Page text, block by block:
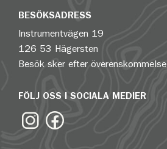
BESÖKSADRESS
Instrumentvägen 19
126 53 Hägersten
Besök sker efter överenskommelse
FÖLJ OSS I SOCIALA MEDIER